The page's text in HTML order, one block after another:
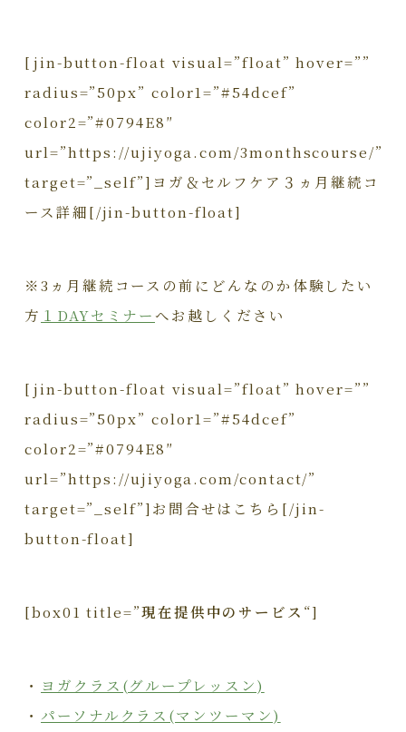
[jin-button-float visual=”float” hover=””
radius=”50px” color1=”#54dcef”
color2=”#0794E8″
url=”https://ujiyoga.com/3monthscourse/”
target=”_self”]ヨガ＆セルフケア３ヵ月継続コ
ース詳細[/jin-button-float]
※3ヵ月継続コースの前にどんなのか体験したい
方 １DAYセミナーへお越しください
[jin-button-float visual=”float” hover=””
radius=”50px” color1=”#54dcef”
color2=”#0794E8″
url=”https://ujiyoga.com/contact/”
target=”_self”]お問合せはこちら[/jin-
button-float]
[box01 title=”現在提供中のサービス “]
・ ヨガクラス(グループレッスン)
・ パーソナルクラス(マンツーマン)